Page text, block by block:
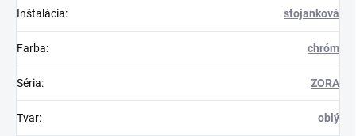
Inštalácia: stojanková
Farba: chróm
Séria: ZORA
Tvar: oblý